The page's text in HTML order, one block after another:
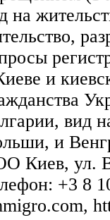
на
и
вид
и
Киев, ул.
+3 8